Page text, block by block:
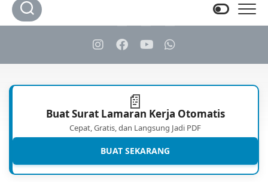
📄
Buat Surat Lamaran Kerja Otomatis
Cepat, Gratis, dan Langsung Jadi PDF
BUAT SEKARANG